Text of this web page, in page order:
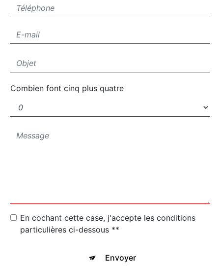
Combien font cinq plus quatre
En cochant cette case, j'accepte les conditions
particulières ci-dessous **
Envoyer